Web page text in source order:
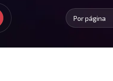
Por página